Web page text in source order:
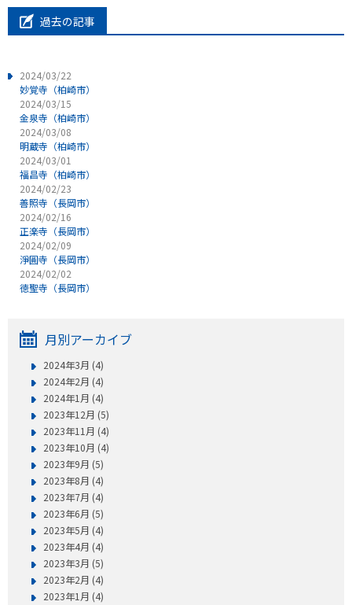
過去の記事
2024/03/22
妙覚寺（柏崎市）
2024/03/15
金泉寺（柏崎市）
2024/03/08
明蔵寺（柏崎市）
2024/03/01
福昌寺（柏崎市）
2024/02/23
善照寺（長岡市）
2024/02/16
正楽寺（長岡市）
2024/02/09
淨圓寺（長岡市）
2024/02/02
徳聖寺（長岡市）
月別アーカイブ
2024年3月 (4)
2024年2月 (4)
2024年1月 (4)
2023年12月 (5)
2023年11月 (4)
2023年10月 (4)
2023年9月 (5)
2023年8月 (4)
2023年7月 (4)
2023年6月 (5)
2023年5月 (4)
2023年4月 (4)
2023年3月 (5)
2023年2月 (4)
2023年1月 (4)